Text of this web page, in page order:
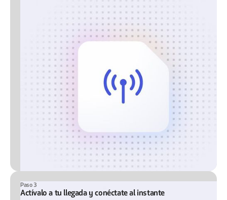
Paso 3
Actívalo a tu llegada y conéctate al instante